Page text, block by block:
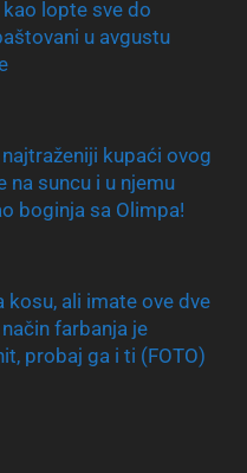
lopte sve do
u avgustu
kupaći ovog
na suncu i u njemu
boginja sa Olimpa!
kosu, ali imate ove dve
farbanja je
probaj ga i ti (FOTO)